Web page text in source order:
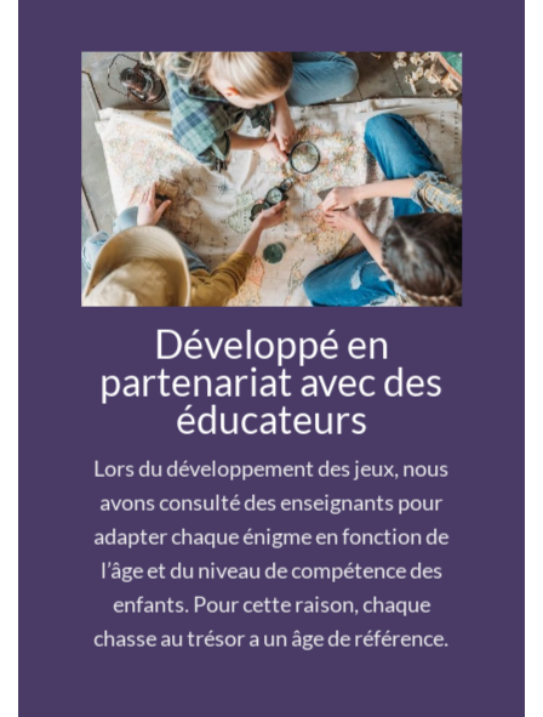
Développé en
partenariat avec des
éducateurs
Lors du développement des jeux, nous
avons consulté des enseignants pour
adapter chaque énigme en fonction de
l’âge et du niveau de compétence des
enfants. Pour cette raison, chaque
chasse au trésor a un âge de référence.